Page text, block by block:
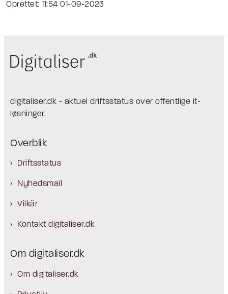
Oprettet: 11:54 01-09-2023
digitaliser.dk - aktuel driftsstatus over offentlige it-
løsninger.
Overblik
Driftsstatus
Nyhedsmail
Vilkår
Kontakt digitaliser.dk
Om digitaliser.dk
Om digitaliser.dk